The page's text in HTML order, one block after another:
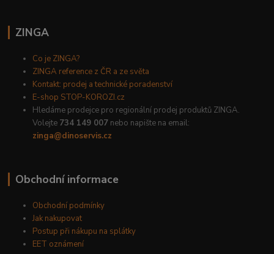
ZINGA
Co je ZINGA?
ZINGA reference z ČR a ze světa
Kontakt: prodej a technické poradenství
E-shop STOP-KOROZI.cz
Hledáme prodejce pro regionální prodej produktů ZINGA.
Volejte 734 149 007 nebo napište na email:
zinga@dinoservis.cz
Obchodní informace
Obchodní podmínky
Jak nakupovat
Postup při nákupu na splátky
EET oznámení